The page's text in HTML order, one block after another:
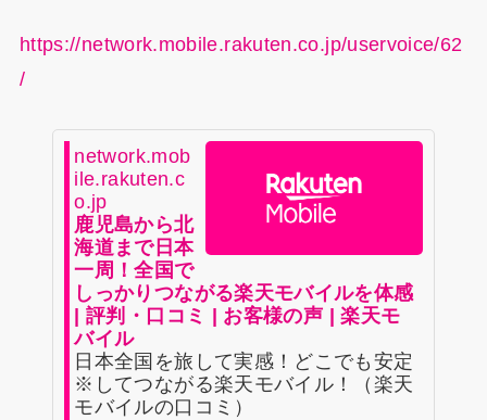
https://network.mobile.rakuten.co.jp/uservoice/62
/
network.mob
ile.rakuten.c
o.jp
鹿児島から北
海道まで日本
一周！全国で
しっかりつながる楽天モバイルを体感
| 評判・口コミ | お客様の声 | 楽天モ
バイル
日本全国を旅して実感！どこでも安定
※してつながる楽天モバイル！（楽天
モバイルの口コミ）